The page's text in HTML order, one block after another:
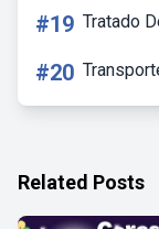
#19 Tratado
#20
Related Posts